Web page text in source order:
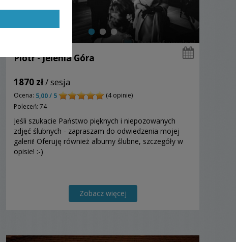
Piotr - Jelenia Góra
1870 zł/ sesja
Ocena: 5,00 / 5
(4 opinie)
Poleceń: 74
Jeśli szukacie Państwo pięknych i niepozowanych
zdjęć ślubnych - zapraszam do odwiedzenia mojej
galerii! Oferuję również albumy ślubne, szczegóły w
opisie! :-)
Zobacz więcej